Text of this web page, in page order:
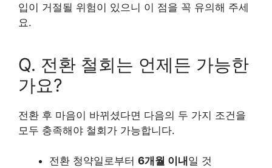
입이 거절될 위험이 있으니 이 점을 꼭 유의해 주세
요.
Q. 전환 철회는 언제든 가능한
가요?
전환 후 마음이 바뀌셨다면 다음의 두 가지 조건을
모두 충족해야 철회가 가능합니다.
전환 청약일로부터 6개월 이내 일 것